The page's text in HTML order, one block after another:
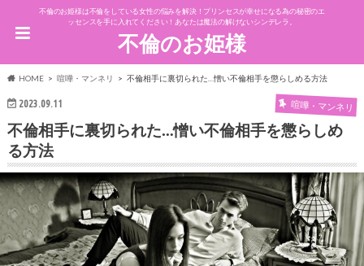
不倫のお姫様は不倫をしている女性の悩みを解決！プリンセスが幸せになる為の秘密のエ
ッセンスを手に入れてください！あなたは魔法の解けないシンデレラ。
不倫のお姫様
HOME 喧嘩・マンネリ 不倫相手に裏切られた…憎い不倫相手を懲らしめる方法
2023.09.11 喧嘩・マンネリ
不倫相手に裏切られた…憎い不倫相手を懲らしめ
る方法